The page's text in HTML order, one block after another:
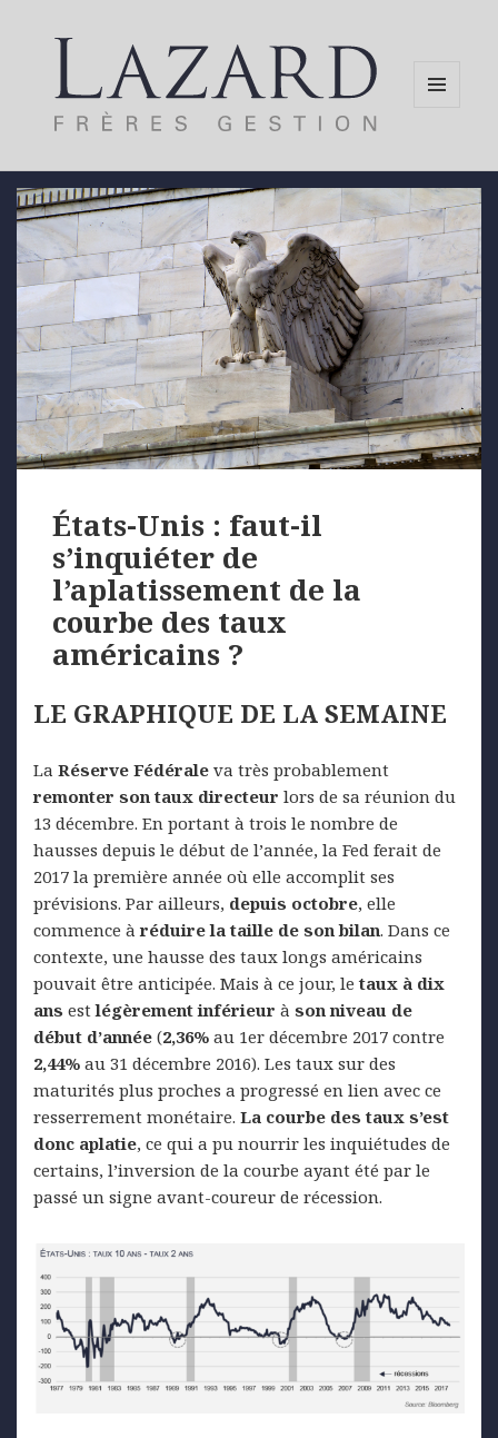
États-Unis : faut-il
s’inquiéter de
l’aplatissement de la
courbe des taux
américains ?
LE GRAPHIQUE DE LA SEMAINE
La Réserve Fédérale va très probablement
remonter son taux directeur lors de sa réunion du
13 décembre. En portant à trois le nombre de
hausses depuis le début de l’année, la Fed ferait de
2017 la première année où elle accomplit ses
prévisions. Par ailleurs, depuis octobre, elle
commence àréduire la taille de son bilan. Dans ce
contexte, une hausse des taux longs américains
pouvait être anticipée. Mais à ce jour, letaux à dix
ans estlégèrement inférieur à son niveau de
début d’année (2,36% au 1er décembre 2017 contre
2,44% au 31 décembre 2016). Les taux sur des
maturités plus proches a progressé en lien avec ce
resserrement monétaire. La courbe des taux s’est
donc aplatie, ce qui a pu nourrir les inquiétudes de
certains, l’inversion de la courbe ayant été par le
passé un signe avant-coureur de récession.